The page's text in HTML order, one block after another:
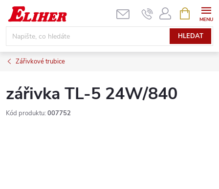
Přejít
obsah
HLEDAT
NÁKUPNÍ
KOŠÍK
Zářivkové trubice
zářivka TL-5 24W/840
Kód produktu: 007752